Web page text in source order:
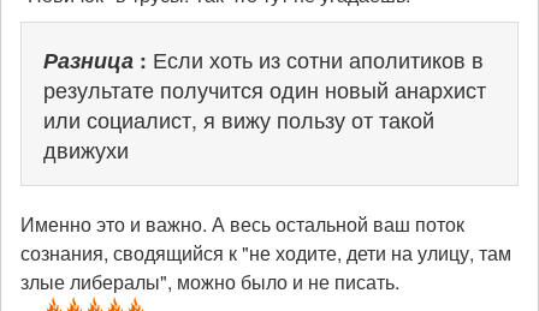
Разница: Если хоть из сотни аполитиков в
результате получится один новый анархист
или социалист, я вижу пользу от такой
движухи
Именно это и важно. А весь остальной ваш поток
сознания, сводящийся к "не ходите, дети на улицу, там
злые либералы", можно было и не писать.